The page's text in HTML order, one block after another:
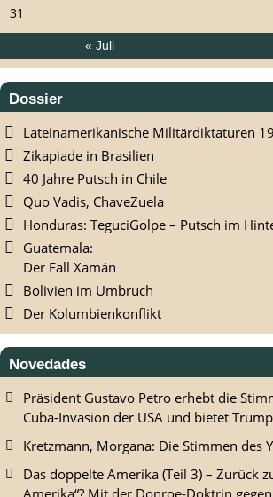
31
« Juli
Dossier
Lateinamerikanische Militärdiktaturen
Zikapiade in Brasilien
40 Jahre Putsch in Chile
Quo Vadis, ChaveZuela
Honduras: TeguciGolpe – Putsch im
Guatemala:
Der Fall Xamán
Bolivien im Umbruch
Der Kolumbienkonflikt
Novedades
Präsident Gustavo Petro erhebt die
Cuba-Invasion der USA und bietet
Kretzmann, Morgana: Die Stimmen des
Das doppelte Amerika (Teil 3) – Zurück